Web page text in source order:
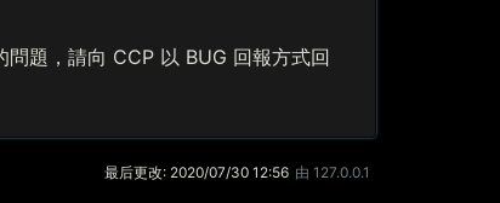
題，請向 CCP 以 BUG 回報方式回
最后更改: 2020/07/30 12:56 由 127.0.0.1